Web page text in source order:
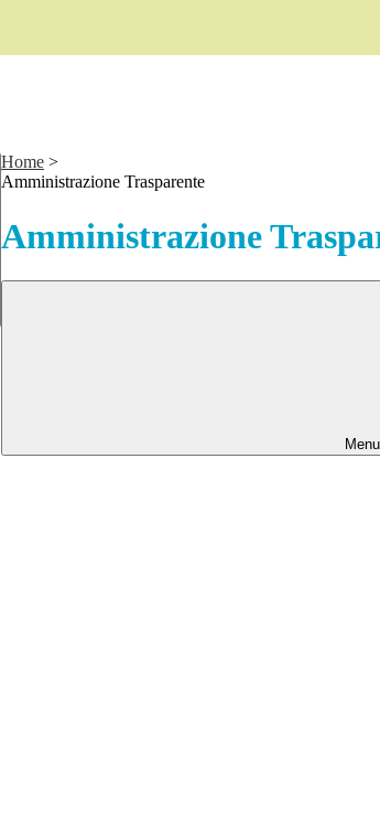
Home >
Amministrazione Trasparente
Amministrazione